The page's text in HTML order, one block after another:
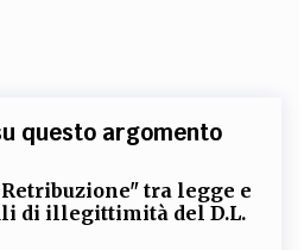
questo argomento
tra legge e
di illegittimità del D.L.